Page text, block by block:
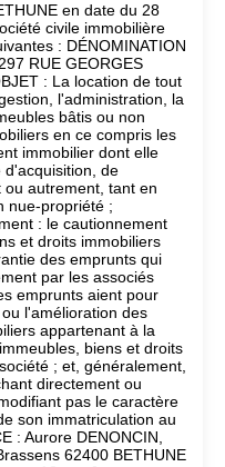
en date du 28
civile immobilière
: DÉNOMINATION
RUE GEORGES
: La location de tout
l'administration, la
bâtis ou non
en ce compris les
immobilier dont elle
d'acquisition, de
autrement, tant en
nue-propriété ;
: le cautionnement
et droits immobiliers
des emprunts qui
par les associés
emprunts aient pour
l'amélioration des
appartenant à la
biens et droits
; et, généralement,
directement ou
pas le caractère
son immatriculation au
: Aurore DENONCIN,
62400 BETHUNE